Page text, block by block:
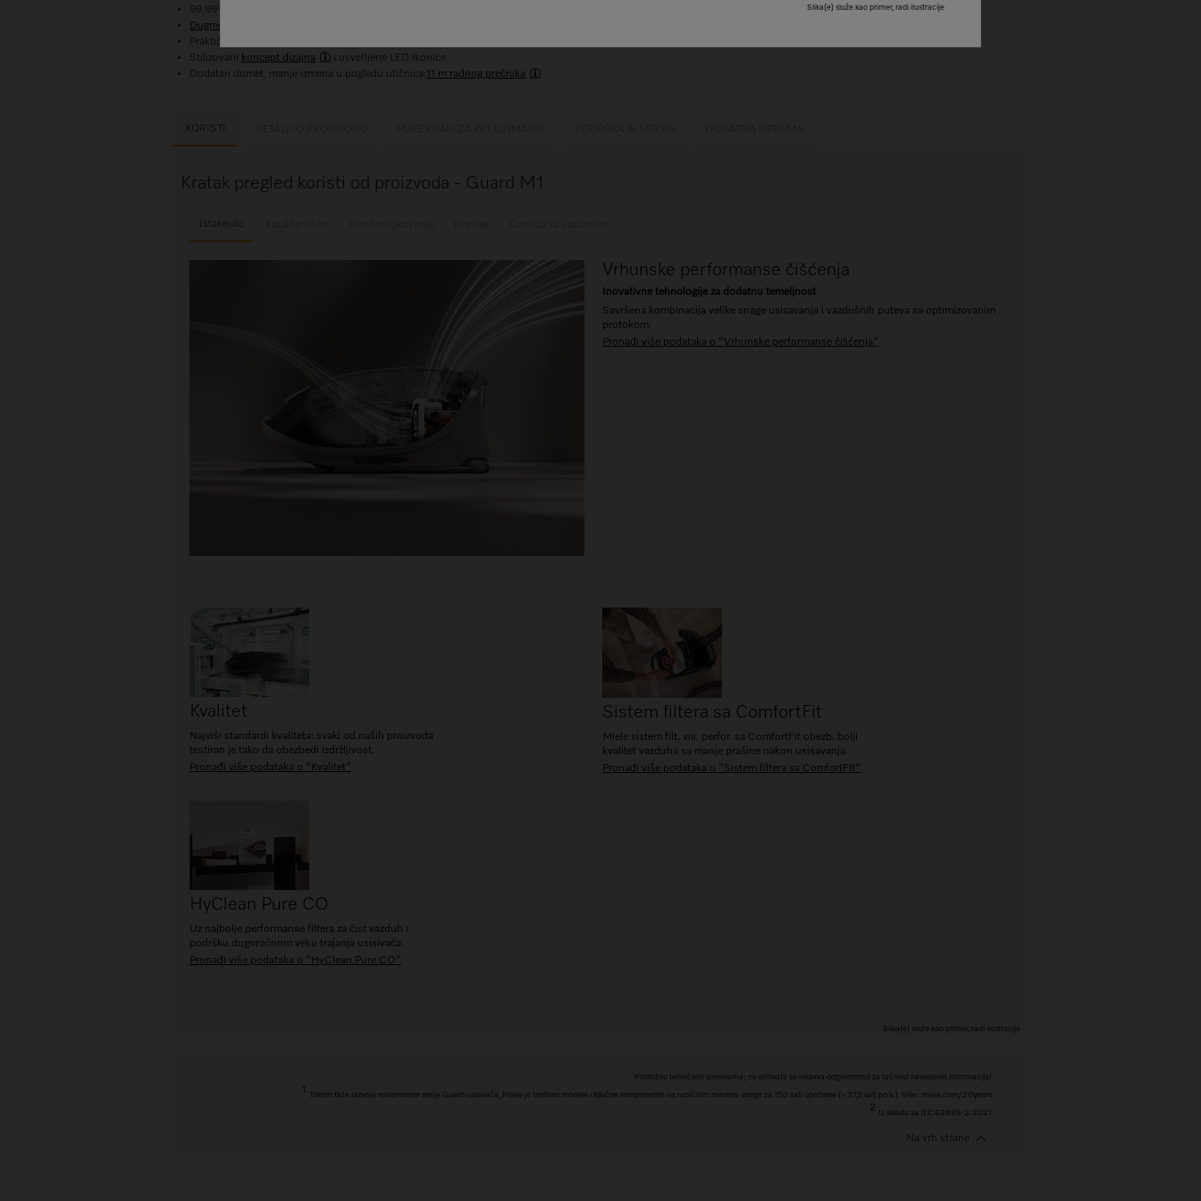
99,99%
Dugme za prom. režima
Praktična odeljak sa kompletom sa tri elementa za dodatnu praktičnost
Stilizovani koncept dizajna
i osvetljene LED ikonice
Dodatan domet, manje izmena u pogledu utičnica:11 m radnog prečnika
KORISTI
Kratak pregled koristi od proizvoda - Guard M1
Istaknuto
Vrhunske performanse čišćenja
Inovativne tehnologije za dodatnu temeljnost
Savršena kombinacija velike snage usisavanja i vazdušnih puteva sa optimizovanim
protokom.
Pronađi više podataka o "Vrhunske performanse čišćenja"
Kvalitet
Najviši standardi kvaliteta: svaki od naših proizvoda
testiran je tako da obezbedi izdržljivost.
Pronađi više podataka o "Kvalitet"
Sistem filtera sa ComfortFit
Miele sistem filt. vis. perfor. sa ComfortFit obezb. bolji
kvalitet vazduha sa manje prašine nakon usisavanja.
Pronađi više podataka o "Sistem filtera sa ComfortFit"
HyClean Pure CO
Uz najbolje performanse filtera za čist vazduh i
podršku dugoročnom veku trajanja usisivača.
Pronađi više podataka o "HyClean Pure CO"
Slika(e) služe kao primer, radi ilustracije
Podložno tehničkim izmenama; ne prihvata se nikakva odgovornost za tačnost navedenih informacija!
Tokom faze razvoja reklamirane serije Guard usisivača, Miele je testirao modele i ključne komponente na različitim nivoima snage za 750 sati upotrebe (= 37,5 sati po a.). Više: miele.com/20years
2
U skladu sa IEC 62885-2:2021
Na vrh strane
Slika(e) služe kao primer, radi ilustracije